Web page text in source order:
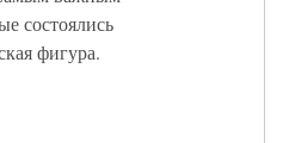
состоялись
фигура.